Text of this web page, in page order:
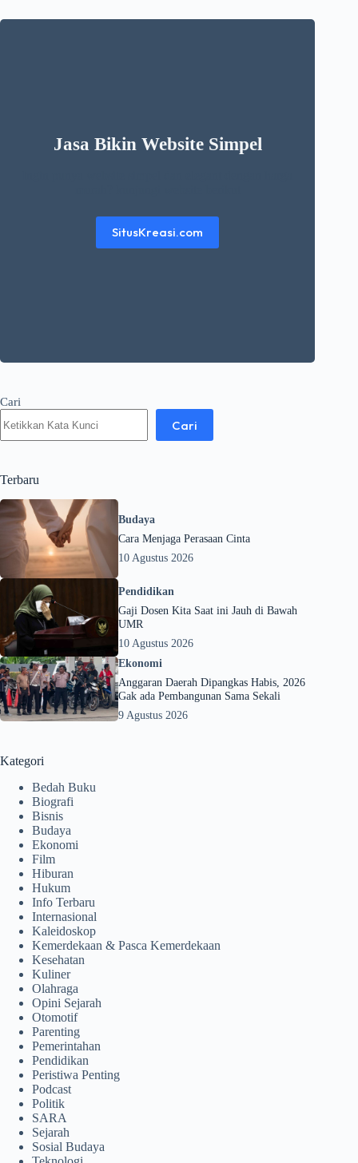
Jasa Bikin Website Simpel
SitusKreasi.com
Cari
Cari
Terbaru
Budaya
Cara Menjaga Perasaan Cinta
10 Agustus 2026
Pendidikan
Gaji Dosen Kita Saat ini Jauh di Bawah
UMR
10 Agustus 2026
Ekonomi
Anggaran Daerah Dipangkas Habis, 2026
Gak ada Pembangunan Sama Sekali
9 Agustus 2026
Kategori
Bedah Buku
Biografi
Bisnis
Budaya
Ekonomi
Film
Hiburan
Hukum
Info Terbaru
Internasional
Kaleidoskop
Kemerdekaan & Pasca Kemerdekaan
Kesehatan
Kuliner
Olahraga
Opini Sejarah
Otomotif
Parenting
Pemerintahan
Pendidikan
Peristiwa Penting
Podcast
Politik
SARA
Sejarah
Sosial Budaya